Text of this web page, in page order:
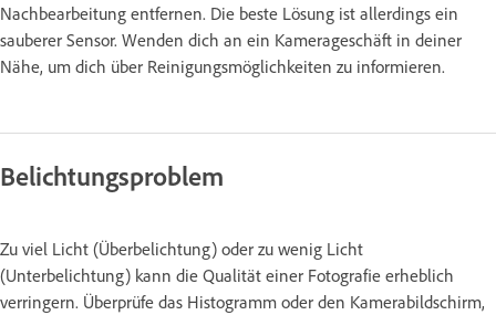
Nachbearbeitung entfernen. Die beste Lösung ist allerdings ein
sauberer Sensor. Wenden dich an ein Kamerageschäft in deiner
Nähe, um dich über Reinigungsmöglichkeiten zu informieren.
Belichtungsproblem
Zu viel Licht (Überbelichtung) oder zu wenig Licht
(Unterbelichtung) kann die Qualität einer Fotografie erheblich
verringern. Überprüfe das Histogramm oder den Kamerabildschirm,